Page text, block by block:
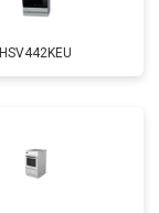
HSV442KEU